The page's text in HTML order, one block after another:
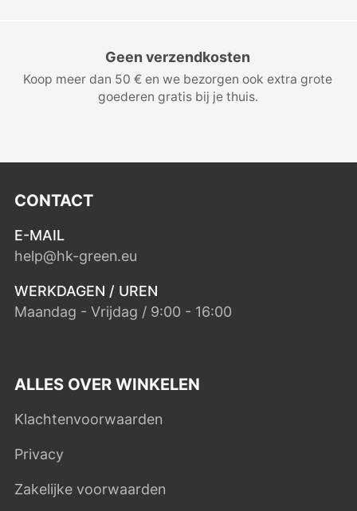
Geen verzendkosten
Koop meer dan 50 € en we bezorgen ook extra grote
goederen gratis bij je thuis.
CONTACT
E-MAIL
help@hk-green.eu
WERKDAGEN / UREN
Maandag - Vrijdag / 9:00 - 16:00
ALLES OVER WINKELEN
Klachtenvoorwaarden
Privacy
Zakelijke voorwaarden